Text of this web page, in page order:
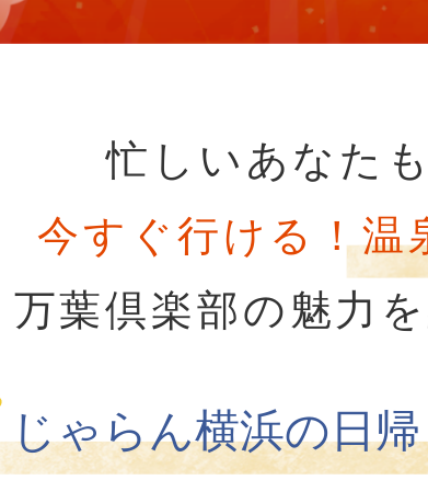
じゃらん横浜の日
忙しいあなたも
今すぐ行ける！温
万葉倶楽部の魅力を